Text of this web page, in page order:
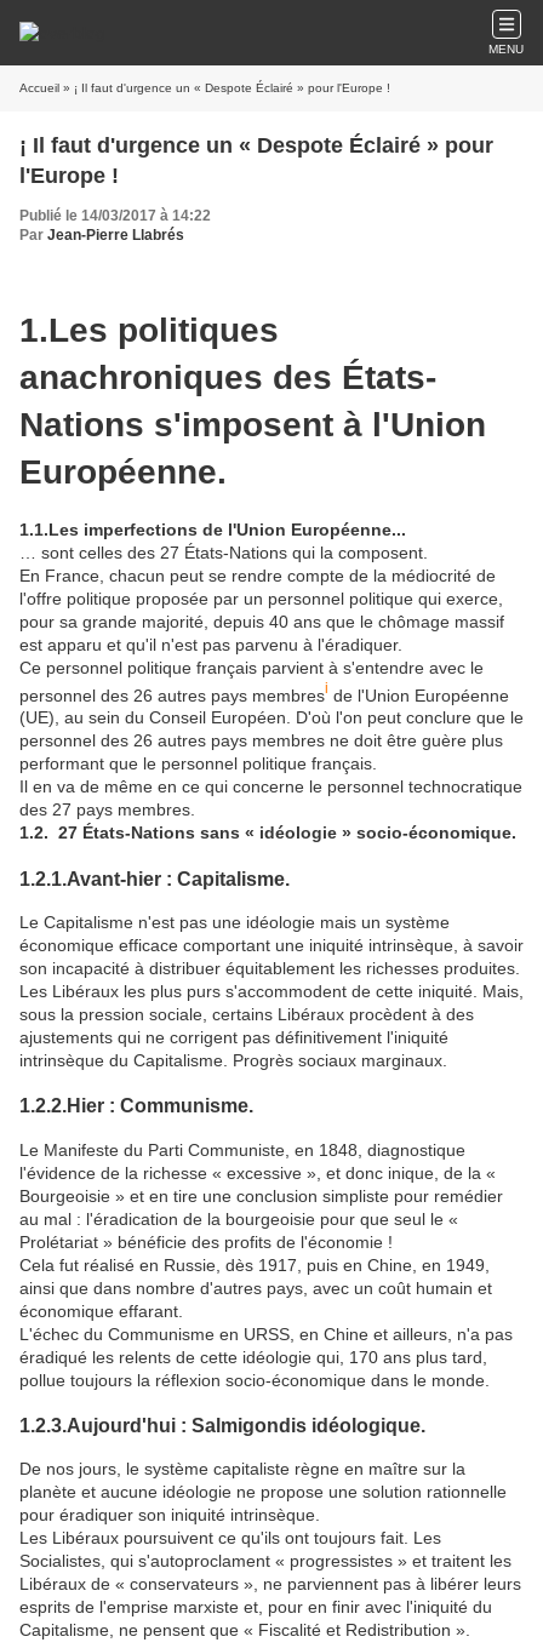
MENU
Accueil » ¡ Il faut d'urgence un « Despote Éclairé » pour l'Europe !
¡ Il faut d'urgence un « Despote Éclairé » pour
l'Europe !
Publié le 14/03/2017 à 14:22
Par Jean-Pierre Llabrés
1.Les politiques
anachroniques des États-
Nations s'imposent à l'Union
Européenne.
1.1.Les imperfections de l'Union Européenne...
… sont celles des 27 États-Nations qui la composent.
En France, chacun peut se rendre compte de la médiocrité de
l'offre politique proposée par un personnel politique qui exerce,
pour sa grande majorité, depuis 40 ans que le chômage massif
est apparu et qu'il n'est pas parvenu à l'éradiquer.
Ce personnel politique français parvient à s'entendre avec le
personnel des 26 autres pays membresi de l'Union Européenne
(UE), au sein du Conseil Européen. D'où l'on peut conclure que le
personnel des 26 autres pays membres ne doit être guère plus
performant que le personnel politique français.
Il en va de même en ce qui concerne le personnel technocratique
des 27 pays membres.
1.2. 27 États-Nations sans « idéologie » socio-économique.
1.2.1.Avant-hier : Capitalisme.
Le Capitalisme n'est pas une idéologie mais un système
économique efficace comportant une iniquité intrinsèque, à savoir
son incapacité à distribuer équitablement les richesses produites.
Les Libéraux les plus purs s'accommodent de cette iniquité. Mais,
sous la pression sociale, certains Libéraux procèdent à des
ajustements qui ne corrigent pas définitivement l'iniquité
intrinsèque du Capitalisme. Progrès sociaux marginaux.
1.2.2.Hier : Communisme.
Le Manifeste du Parti Communiste, en 1848, diagnostique
l'évidence de la richesse « excessive », et donc inique, de la «
Bourgeoisie » et en tire une conclusion simpliste pour remédier
au mal : l'éradication de la bourgeoisie pour que seul le «
Prolétariat » bénéficie des profits de l'économie !
Cela fut réalisé en Russie, dès 1917, puis en Chine, en 1949,
ainsi que dans nombre d'autres pays, avec un coût humain et
économique effarant.
L'échec du Communisme en URSS, en Chine et ailleurs, n'a pas
éradiqué les relents de cette idéologie qui, 170 ans plus tard,
pollue toujours la réflexion socio-économique dans le monde.
1.2.3.Aujourd'hui : Salmigondis idéologique.
De nos jours, le système capitaliste règne en maître sur la
planète et aucune idéologie ne propose une solution rationnelle
pour éradiquer son iniquité intrinsèque.
Les Libéraux poursuivent ce qu'ils ont toujours fait. Les
Socialistes, qui s'autoproclament « progressistes » et traitent les
Libéraux de « conservateurs », ne parviennent pas à libérer leurs
esprits de l'emprise marxiste et, pour en finir avec l'iniquité du
Capitalisme, ne pensent que « Fiscalité et Redistribution ».